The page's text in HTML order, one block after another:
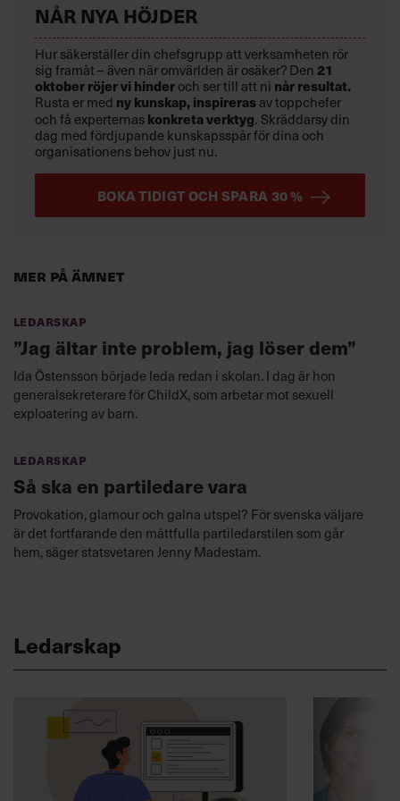
Mer på ämnet
Ledarskap
”Jag ältar inte problem, jag löser dem”
Ida Östensson började leda redan i skolan. I dag är hon
generalsekreterare för ChildX, som arbetar mot sexuell
exploatering av barn.
Ledarskap
Så ska en partiledare vara
Provokation, glamour och galna utspel? För svenska väljare
är det fortfarande den måttfulla partiledarstilen som går
hem, säger statsvetaren Jenny Madestam.
NÅR NYA HÖJDER
Hur säkerställer din chefsgrupp att verksamheten rör
sig framåt – även när omvärlden är osäker? Den 21
oktoberröjer vi hinderoch ser till att ni når resultat.
Rusta er med ny kunskap, inspirerasav toppchefer
och få experternaskonkreta verktyg. Skräddarsy din
dag med fördjupande kunskapsspår för dina och
organisationens behov just nu.
BOKA TIDIGT OCH SPARA 30 %
Ledarskap